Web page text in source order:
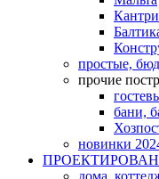
Кантри
простые,
прочие
бани,
новинки
дома,